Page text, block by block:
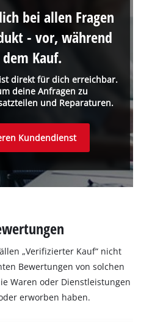
direkt für dich erreichbar.
deine Anfragen zu
und Reparaturen.
bei allen Fragen
- vor, während
Kauf.
Kundendienst
„Verifizierter Kauf“ nicht
Bewertungen von solchen
Waren oder Dienstleistungen
erworben haben.